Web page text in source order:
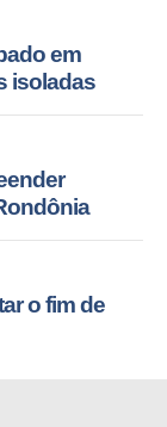
em
isoladas
o fim de